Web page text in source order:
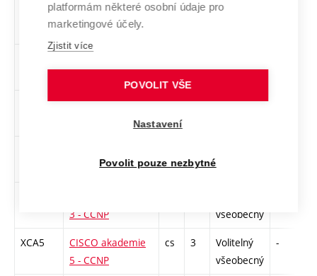
Angličtina
konverzace
cs 3
Volitelný
Angličtina pro
severní Ameriku
cs 3
Volitelný
1 - CCNA
všeobecný
3 - CCNP
všeobecný
XCA5
CISCO akademie
5 - CCNP
cs 3
Volitelný
všeobecný
-
platformám některé osobní údaje pro
marketingové účely.
Zjistit více
POVOLIT VŠE
Nastavení
Povolit pouze nezbytné